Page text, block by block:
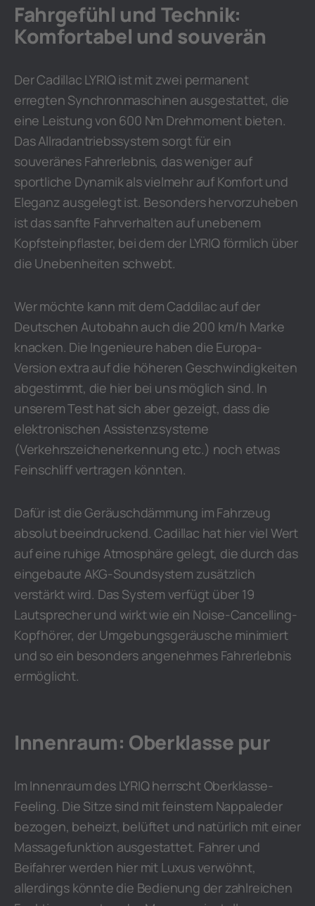
Fahrgefühl und Technik:
Komfortabel und souverän
Der Cadillac LYRIQ ist mit zwei permanent
erregten Synchronmaschinen ausgestattet, die
eine Leistung von 600 Nm Drehmoment bieten.
Das Allradantriebssystem sorgt für ein
souveränes Fahrerlebnis, das weniger auf
sportliche Dynamik als vielmehr auf Komfort und
Eleganz ausgelegt ist. Besonders hervorzuheben
ist das sanfte Fahrverhalten auf unebenem
Kopfsteinpflaster, bei dem der LYRIQ förmlich über
die Unebenheiten schwebt.
Wer möchte kann mit dem Caddilac auf der
Deutschen Autobahn auch die 200 km/h Marke
knacken. Die Ingenieure haben die Europa-
Version extra auf die höheren Geschwindigkeiten
abgestimmt, die hier bei uns möglich sind. In
unserem Test hat sich aber gezeigt, dass die
elektronischen Assistenzsysteme
(Verkehrszeichenerkennung etc.) noch etwas
Feinschliff vertragen könnten.
Dafür ist die Geräuschdämmung im Fahrzeug
absolut beeindruckend. Cadillac hat hier viel Wert
auf eine ruhige Atmosphäre gelegt, die durch das
eingebaute AKG-Soundsystem zusätzlich
verstärkt wird. Das System verfügt über 19
Lautsprecher und wirkt wie ein Noise-Cancelling-
Kopfhörer, der Umgebungsgeräusche minimiert
und so ein besonders angenehmes Fahrerlebnis
ermöglicht.
Innenraum: Oberklasse pur
Im Innenraum des LYRIQ herrscht Oberklasse-
Feeling. Die Sitze sind mit feinstem Nappaleder
bezogen, beheizt, belüftet und natürlich mit einer
Massagefunktion ausgestattet. Fahrer und
Beifahrer werden hier mit Luxus verwöhnt,
allerdings könnte die Bedienung der zahlreichen